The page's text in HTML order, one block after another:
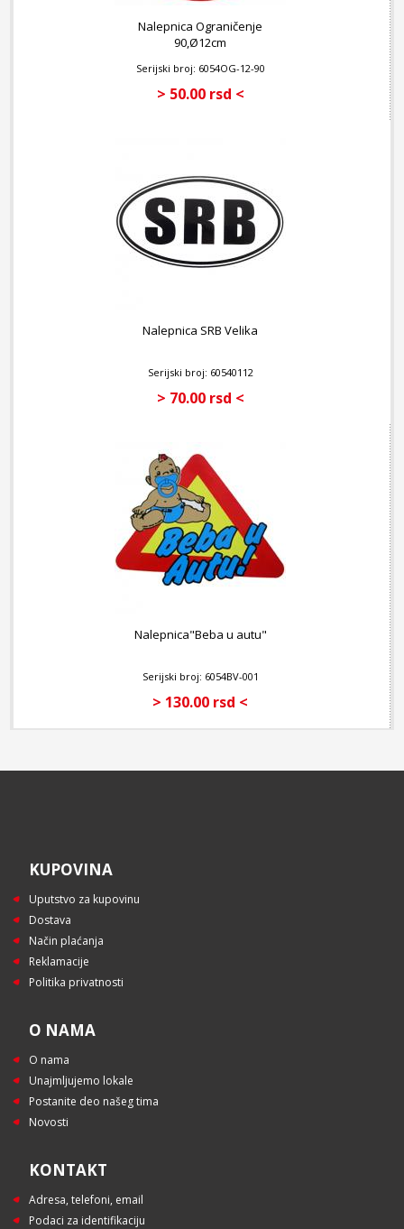
Nalepnica Ograničenje
90,Ø12cm
Serijski broj: 6054OG-12-90
> 50.00 rsd <
Nalepnica SRB Velika
Serijski broj: 60540112
> 70.00 rsd <
Nalepnica"Beba u autu"
Serijski broj: 6054BV-001
> 130.00 rsd <
KUPOVINA
Uputstvo za kupovinu
Dostava
Način plaćanja
Reklamacije
Politika privatnosti
O NAMA
O nama
Unajmljujemo lokale
Postanite deo našeg tima
Novosti
KONTAKT
Adresa, telefoni, email
Podaci za identifikaciju